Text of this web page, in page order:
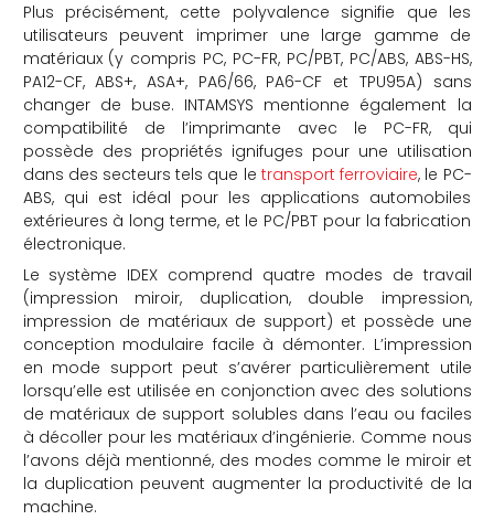
Plus précisément, cette polyvalence signifie que les
utilisateurs peuvent imprimer une large gamme de
matériaux (y compris PC, PC-FR, PC/PBT, PC/ABS, ABS-HS,
PA12-CF, ABS+, ASA+, PA6/66, PA6-CF et TPU95A) sans
changer de buse. INTAMSYS mentionne également la
compatibilité de l’imprimante avec le PC-FR, qui
possède des propriétés ignifuges pour une utilisation
dans des secteurs tels que le transport ferroviaire, le PC-
ABS, qui est idéal pour les applications automobiles
extérieures à long terme, et le PC/PBT pour la fabrication
électronique.
Le système IDEX comprend quatre modes de travail
(impression miroir, duplication, double impression,
impression de matériaux de support) et possède une
conception modulaire facile à démonter. L’impression
en mode support peut s’avérer particulièrement utile
lorsqu’elle est utilisée en conjonction avec des solutions
de matériaux de support solubles dans l’eau ou faciles
à décoller pour les matériaux d’ingénierie. Comme nous
l’avons déjà mentionné, des modes comme le miroir et
la duplication peuvent augmenter la productivité de la
machine.